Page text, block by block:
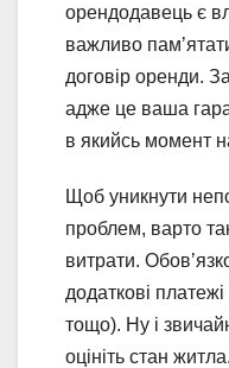
орендодавець є
важливо
договір оренди.
адже це ваша
в якийсь момент
Щоб уникнути
проблем, варто
витрати.
додаткові
тощо). Ну і
оцініть стан